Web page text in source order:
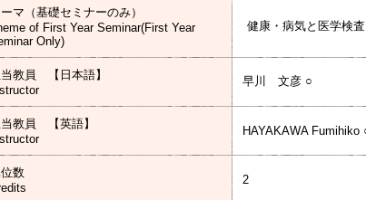
マ（基礎セミナーのみ）
of First Year Seminar(First Year
Only)
健康・病気と医学検査
教員 【日本語】
早川 文彦 ○
教員 【英語】
HAYAKAWA Fumihiko
数
2